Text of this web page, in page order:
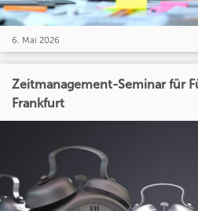
6. Mai 2026
Zeitmanagement-Seminar für
Frankfurt